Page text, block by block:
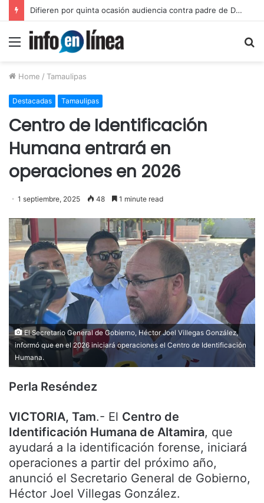
Inicia juicio contra padre de Dafne por violación equiparada contra su hija
Menu
Home / Tamaulipas
Destacadas Tamaulipas
Centro de Identificación
Humana entrará en
operaciones en 2026
1 septiembre, 2025 48 1 minute read
El Secretario General de Gobierno, Héctor Joel Villegas González,
informó que en el 2026 iniciará operaciones el Centro de Identificación
Humana.
Perla Reséndez
VICTORIA, Tam.- El Centro de
Identificación Humana de Altamira, que
ayudará a la identificación forense, iniciará
operaciones a partir del próximo año,
anunció el Secretario General de Gobierno,
Héctor Joel Villegas González.